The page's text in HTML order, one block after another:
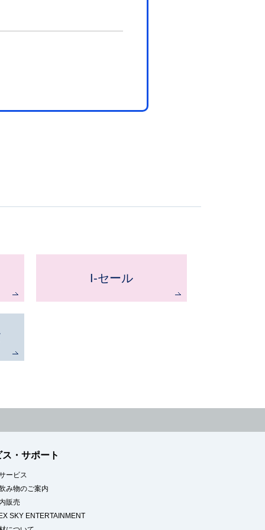
I-セール
・サポート
ービス
み物のご案内
販売
SKY ENTERTAINMENT